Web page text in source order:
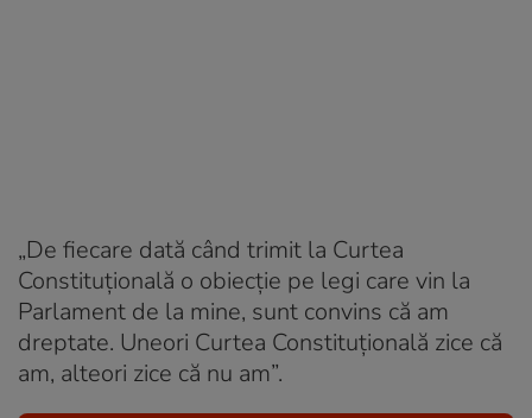
„De fiecare dată când trimit la Curtea
Constituțională o obiecție pe legi care vin la
Parlament de la mine, sunt convins că am
dreptate. Uneori Curtea Constituțională zice că
am, alteori zice că nu am”.